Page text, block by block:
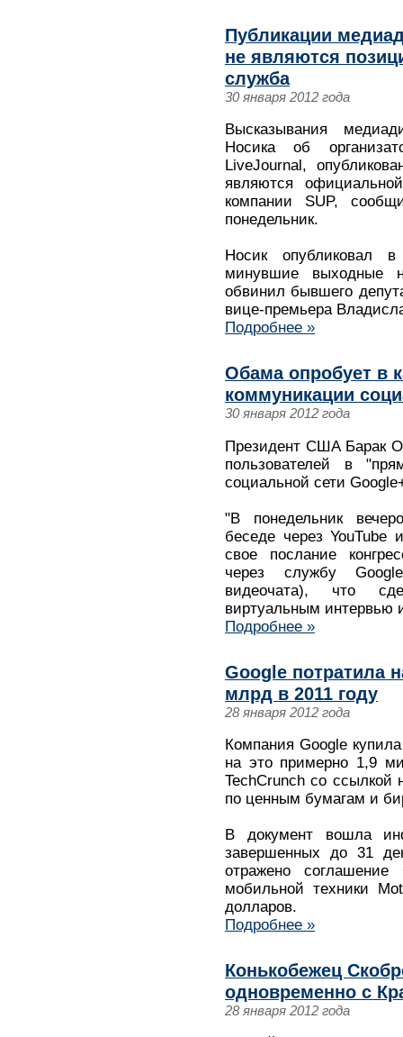
Публикации
не являются
служба
30 января 2012 года
Высказывания
Носика об
LiveJournal,
являются
компании SUP,
понедельник.
Носик опубликовал
минувшие выходные
обвинил бывшего
вице-премьера
Подробнее »
Обама опробует в
коммуникации
30 января 2012 года
Президент США Барак
пользователей в
социальной сети
"В понедельник
беседе через YouTube
свое послание
через службу
видеочата), что
виртуальным интервью
Подробнее »
Google потратила
млрд в 2011 году
28 января 2012 года
Компания Google
на это примерно 1,9
TechCrunch со
по ценным бумагам и
В документ вошла
завершенных до 31
отражено соглашение
мобильной техники
долларов.
Подробнее »
Конькобежец
одновременно с
28 января 2012 года